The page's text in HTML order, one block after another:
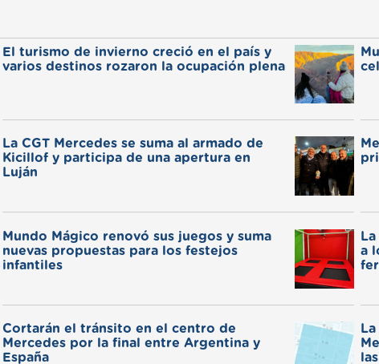
El turismo de invierno creció en el país y
varios destinos rozaron la ocupación plena
La CGT Mercedes se suma al armado de
Kicillof y participa de una apertura en
Luján
Mundo Mágico renovó sus juegos y suma
nuevas propuestas para los festejos
infantiles
a
Cortarán el tránsito en el centro de
Mercedes por la final entre Argentina y
España